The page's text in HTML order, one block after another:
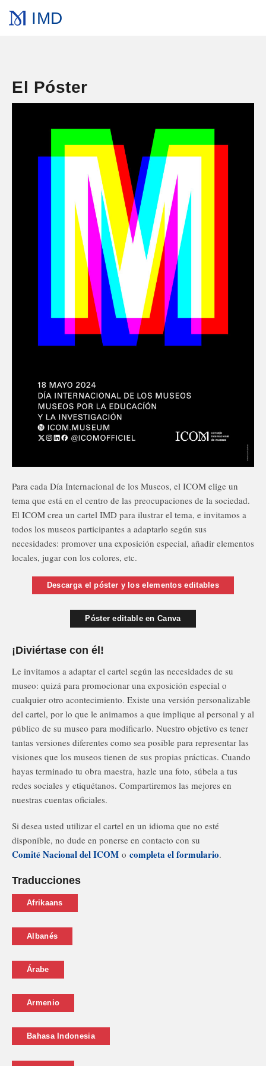
IMD
El Póster
Para cada Día Internacional de los Museos, el ICOM elige un
tema que está en el centro de las preocupaciones de la sociedad.
El ICOM crea un cartel IMD para ilustrar el tema, e invitamos a
todos los museos participantes a adaptarlo según sus
necesidades: promover una exposición especial, añadir elementos
locales, jugar con los colores, etc.
Descarga el póster y los elementos editables
Póster editable en Canva
¡Diviértase con él!
Le invitamos a adaptar el cartel según las necesidades de su
museo: quizá para promocionar una exposición especial o
cualquier otro acontecimiento. Existe una versión personalizable
del cartel, por lo que le animamos a que implique al personal y al
público de su museo para modificarlo. Nuestro objetivo es tener
tantas versiones diferentes como sea posible para representar las
visiones que los museos tienen de sus propias prácticas. Cuando
hayas terminado tu obra maestra, hazle una foto, súbela a tus
redes sociales y etiquétanos. Compartiremos las mejores en
nuestras cuentas oficiales.
Si desea usted utilizar el cartel en un idioma que no esté
disponible, no dude en ponerse en contacto con su
Comité Nacional del ICOM o completa el formulario.
Traducciones
Afrikaans
Albanés
Árabe
Armenio
Bahasa Indonesia